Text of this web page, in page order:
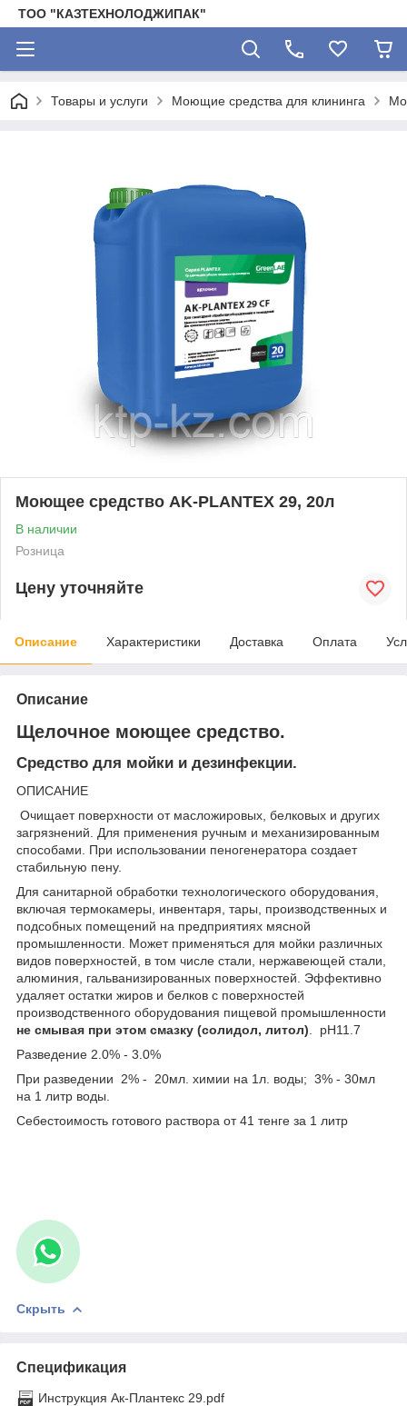
ТОО "КАЗТЕХНОЛОДЖИПАК"
Товары и услуги Моющие средства для клининга
Моющее средство AK-PLANTEX 29, 20л
В наличии
Розница
Цену уточняйте
Описание Характеристики Доставка Оплата
Описание
Щелочное моющее средство.
Средство для мойки и дезинфекции.
ОПИСАНИЕ
Очищает поверхности от масложировых, белковых и других
загрязнений. Для применения ручным и механизированным
способами. При использовании пеногенератора создает
стабильную пену.
Для санитарной обработки технологического оборудования,
включая термокамеры, инвентаря, тары, производственных и
подсобных помещений на предприятиях мясной
промышленности. Может применяться для мойки различных
видов поверхностей, в том числе стали, нержавеющей стали,
алюминия, гальванизированных поверхностей. Эффективно
удаляет остатки жиров и белков с поверхностей
производственного оборудования пищевой промышленности
не смывая при этом смазку (солидол, литол). pH11.7
Разведение 2.0% - 3.0%
При разведении 2% - 20мл. химии на 1л. воды; 3% - 30мл
на 1 литр воды.
Себестоимость готового раствора от 41 тенге за 1 литр
Скрыть
Спецификация
Инструкция Ак-Плантекс 29.pdf